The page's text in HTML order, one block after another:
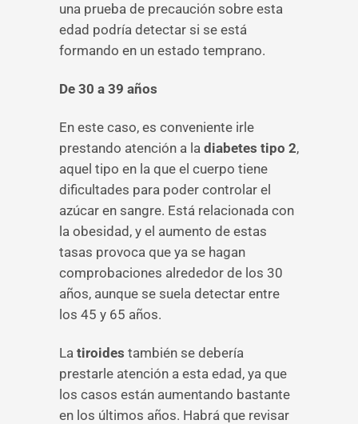
una prueba de precaución sobre esta
edad podría detectar si se está
formando en un estado temprano.
De 30 a 39 años
En este caso, es conveniente irle
prestando atención a la diabetes tipo 2,
aquel tipo en la que el cuerpo tiene
dificultades para poder controlar el
azúcar en sangre. Está relacionada con
la obesidad, y el aumento de estas
tasas provoca que ya se hagan
comprobaciones alrededor de los 30
años, aunque se suela detectar entre
los 45 y 65 años.
La tiroides también se debería
prestarle atención a esta edad, ya que
los casos están aumentando bastante
en los últimos años. Habrá que revisar